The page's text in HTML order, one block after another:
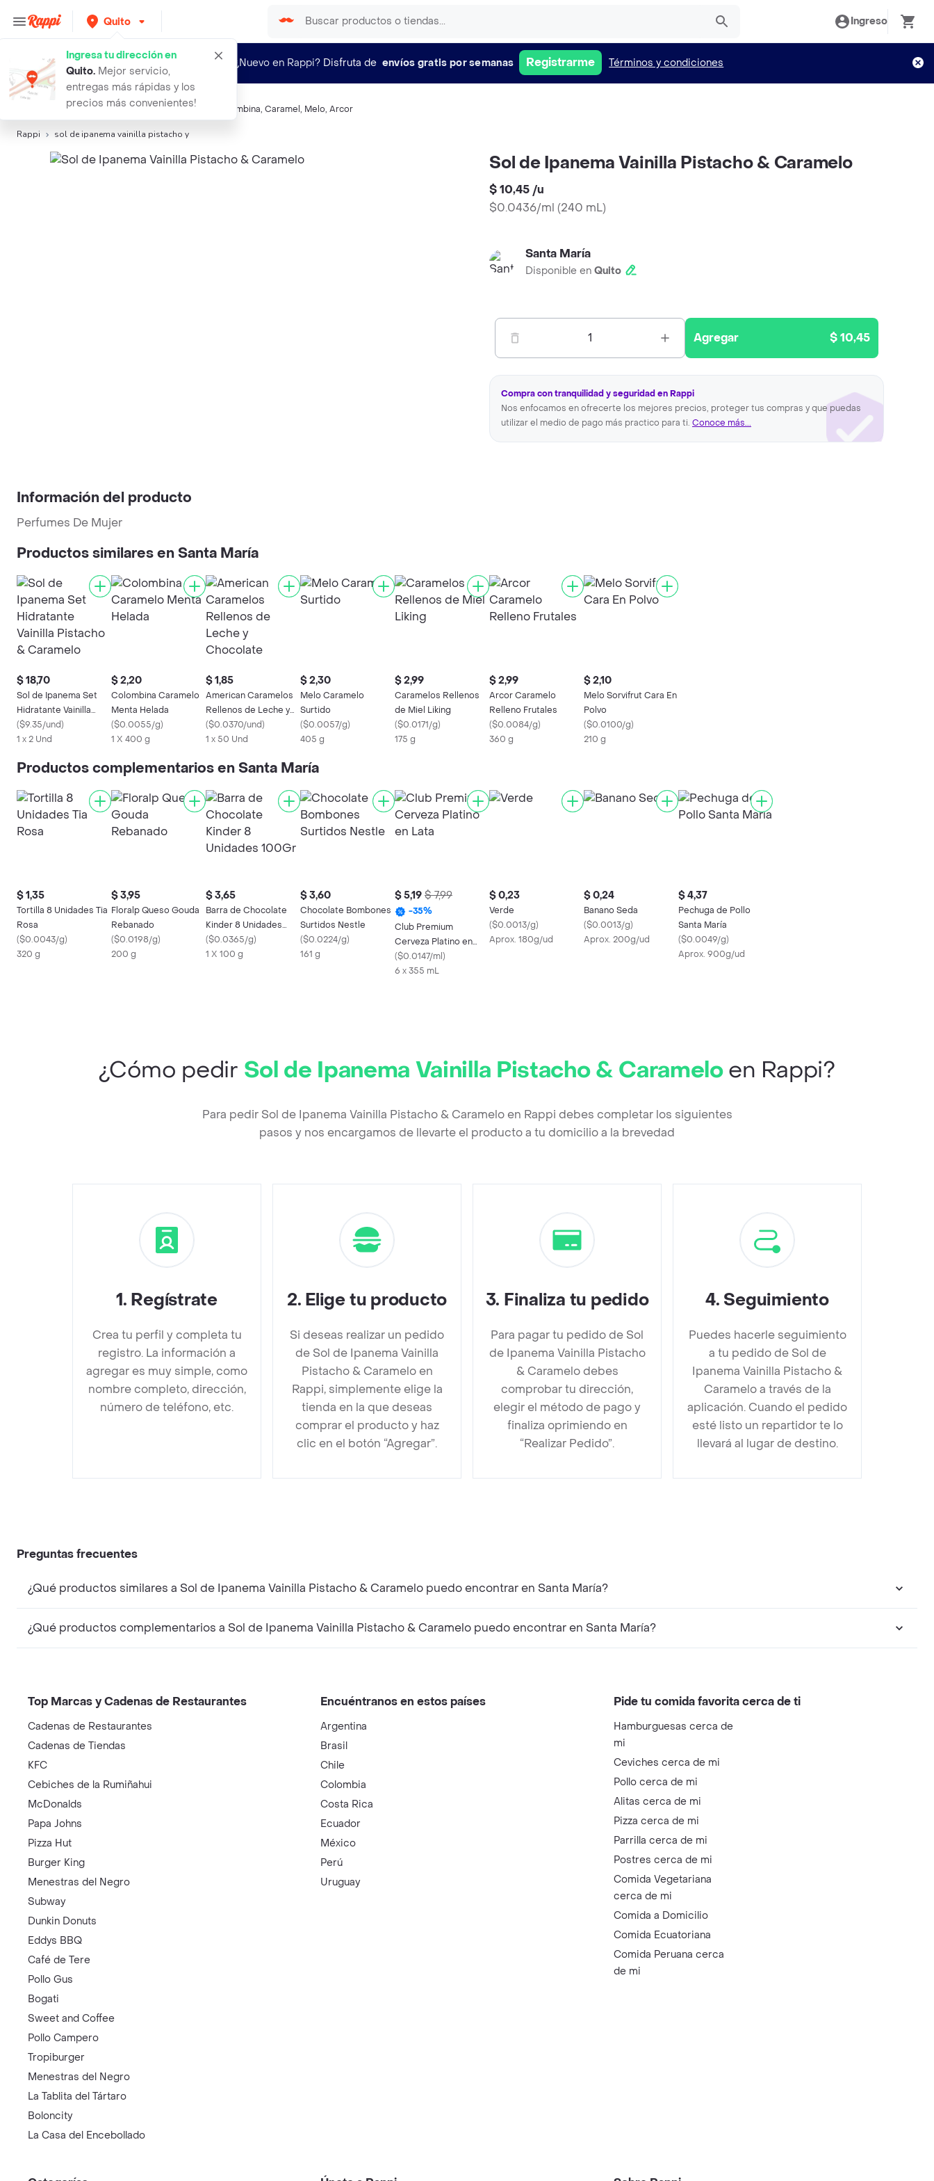
Quito
Ingresa tu dirección en
Quito. Mejor servicio,
entregas más rápidas y los
precios más convenientes!
Ingreso
¿Nuevo en Rappi? Disfruta de envíos gratis por semanas Registrarme Términos y condiciones
Búsquedas relacionadas: Gomitas y caramelos Colombina, Caramel , Melo, Arcor
Rappi sol de ipanema vainilla pistacho y
Sol de Ipanema Vainilla Pistacho & Caramelo
$ 10,45 /u
$0.0436/ml (240 mL)
Santa María
Disponible en Quito
1 Agregar $ 10,45
Compra con tranquilidad y seguridad en Rappi
Nos enfocamos en ofrecerte los mejores precios, proteger tus compras y que puedas
utilizar el medio de pago más practico para ti. Conoce más...
Información del producto
Perfumes De Mujer
Productos similares en Santa María
$ 18,70
Sol de Ipanema Set
Hidratante Vainilla
Pistacho & Caramelo
($9.35/und)
1 x 2 Und
$ 2,20
Colombina Caramelo
Menta Helada
($0.0055/g)
1 X 400 g
$ 1,85
American Caramelos
Rellenos de Leche y
Chocolate
($0.0370/und)
1 x 50 Und
$ 2,30
Melo Caramelo
Surtido
($0.0057/g)
405 g
$ 2,99
Caramelos Rellenos
de Miel Liking
($0.0171/g)
175 g
$ 2,99
Arcor Caramelo
Relleno Frutales
($0.0084/g)
360 g
$ 2,10
Melo Sorvifrut Cara En
Polvo
($0.0100/g)
210 g
Productos complementarios en Santa María
$ 1,35
Tortilla 8 Unidades Tia
Rosa
($0.0043/g)
320 g
$ 3,95
Floralp Queso Gouda
Rebanado
($0.0198/g)
200 g
$ 3,65
Barra de Chocolate
Kinder 8 Unidades
100Gr
($0.0365/g)
1 X 100 g
$ 3,60
Chocolate Bombones
Surtidos Nestle
($0.0224/g)
161 g
$ 5,19 $ 7,99
-35%
Club Premium
Cerveza Platino en
Lata
($0.0147/ml)
6 x 355 mL
$ 0,23
Verde
($0.0013/g)
Aprox. 180g/ud
$ 0,24
Banano Seda
($0.0013/g)
Aprox. 200g/ud
$ 4,37
Pechuga de Pollo
Santa María
($0.0049/g)
Aprox. 900g/ud
¿Cómo pedir Sol de Ipanema Vainilla Pistacho & Carameloen Rappi?
Para pedir Sol de Ipanema Vainilla Pistacho & Caramelo en Rappi debes completar los siguientes
pasos y nos encargamos de llevarte el producto a tu domicilio a la brevedad
1. Regístrate
Crea tu perfil y completa tu
registro. La información a
agregar es muy simple, como
nombre completo, dirección,
número de teléfono, etc.
2. Elige tu producto
Si deseas realizar un pedido
de Sol de Ipanema Vainilla
Pistacho & Caramelo en
Rappi, simplemente elige la
tienda en la que deseas
comprar el producto y haz
clic en el botón “Agregar”.
3. Finaliza tu pedido
Para pagar tu pedido de Sol
de Ipanema Vainilla Pistacho
& Caramelo debes
comprobar tu dirección,
elegir el método de pago y
finaliza oprimiendo en
“Realizar Pedido”.
4. Seguimiento
Puedes hacerle seguimiento
a tu pedido de Sol de
Ipanema Vainilla Pistacho &
Caramelo a través de la
aplicación. Cuando el pedido
esté listo un repartidor te lo
llevará al lugar de destino.
Preguntas frecuentes
¿Qué productos similares a Sol de Ipanema Vainilla Pistacho & Caramelo puedo encontrar en Santa María?
¿Qué productos complementarios a Sol de Ipanema Vainilla Pistacho & Caramelo puedo encontrar en Santa María?
Top Marcas y Cadenas de Restaurantes
Cadenas de Restaurantes
Cadenas de Tiendas
KFC
Cebiches de la Rumiñahui
McDonalds
Papa Johns
Pizza Hut
Burger King
Menestras del Negro
Subway
Dunkin Donuts
Eddys BBQ
Café de Tere
Pollo Gus
Bogati
Sweet and Coffee
Pollo Campero
Tropiburger
Menestras del Negro
La Tablita del Tártaro
Boloncity
La Casa del Encebollado
Encuéntranos en estos países
Argentina
Brasil
Chile
Colombia
Costa Rica
Ecuador
México
Perú
Uruguay
Pide tu comida favorita cerca de ti
Hamburguesas cerca de
mi
Ceviches cerca de mi
Pollo cerca de mi
Alitas cerca de mi
Pizza cerca de mi
Parrilla cerca de mi
Postres cerca de mi
Comida Vegetariana
cerca de mi
Comida a Domicilio
Comida Ecuatoriana
Comida Peruana cerca
de mi